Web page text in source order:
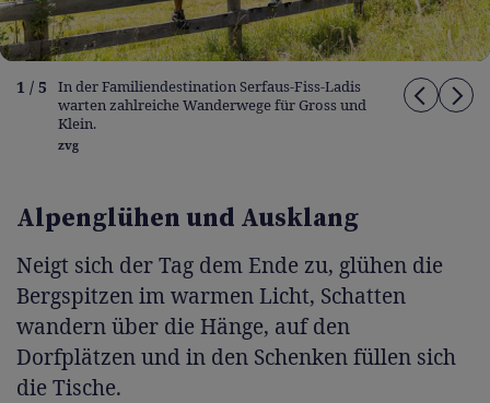
1 / 5
In der Familiendestination Serfaus-Fiss-Ladis
warten zahlreiche Wanderwege für Gross und
Klein.
zvg
Alpenglühen und Ausklang
Neigt sich der Tag dem Ende zu, glühen die
Bergspitzen im warmen Licht, Schatten
wandern über die Hänge, auf den
Dorfplätzen und in den Schenken füllen sich
die Tische.